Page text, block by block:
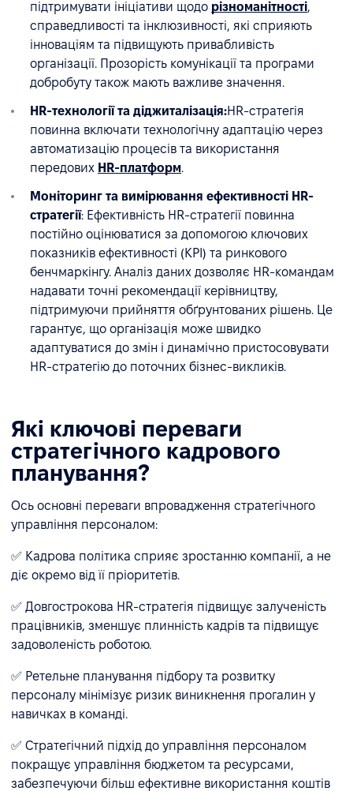
підтримувати ініціативи щодо різноманітності,
справедливості та інклюзивності, які сприяють
інноваціям та підвищують привабливість
організації. Прозорість комунікації та програми
добробуту також мають важливе значення.
HR-технології та діджиталізація:HR-стратегія
повинна включати технологічну адаптацію через
автоматизацію процесів та використання
передових HR-платформ.
Моніторинг та вимірювання ефективності HR-
стратегії: Ефективність HR-стратегії повинна
постійно оцінюватися за допомогою ключових
показників ефективності (KPI) та ринкового
бенчмаркінгу. Аналіз даних дозволяє HR-командам
надавати точні рекомендації керівництву,
підтримуючи прийняття обґрунтованих рішень. Це
гарантує, що організація може швидко
адаптуватися до змін і динамічно пристосовувати
HR-стратегію до поточних бізнес-викликів.
Які ключові переваги
стратегічного кадрового
планування?
Ось основні переваги впровадження стратегічного
управління персоналом:
✅ Кадрова політика сприяє зростанню компанії, а не
діє окремо від її пріоритетів.
✅ Довгострокова HR-стратегія підвищує залученість
працівників, зменшує плинність кадрів та підвищує
задоволеність роботою.
✅ Ретельне планування підбору та розвитку
персоналу мінімізує ризик виникнення прогалин у
навичках в команді.
✅ Стратегічний підхід до управління персоналом
покращує управління бюджетом та ресурсами,
забезпечуючи більш ефективне використання коштів